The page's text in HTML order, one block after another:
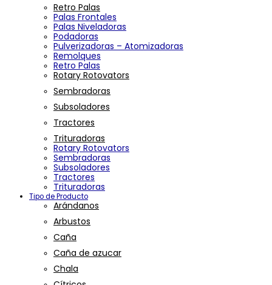
Retro Palas
Palas Frontales
Palas Niveladoras
Podadoras
Pulverizadoras – Atomizadoras
Remolques
Retro Palas
Rotary Rotovators
Sembradoras
Subsoladores
Tractores
Trituradoras
Rotary Rotovators
Sembradoras
Subsoladores
Tractores
Trituradoras
Tipo de Producto
Arándanos
Arbustos
Caña
Caña de azucar
Chala